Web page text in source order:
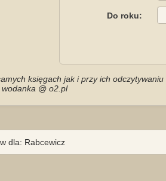
Do roku:
księgach jak i przy ich
@ o2.pl
dla: Rabcewicz